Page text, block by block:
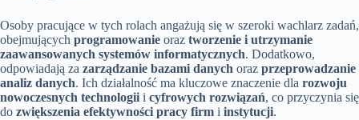
Osoby pracujące w tych rolach angażują się w szeroki wachlarz zadań,
obejmujących programowanie oraz tworzenie i utrzymanie
zaawansowanych systemów informatycznych. Dodatkowo,
odpowiadają za zarządzanie bazami danych oraz przeprowadzanie
analiz danych. Ich działalność ma kluczowe znaczenie dla rozwoju
nowoczesnych technologii i cyfrowych rozwiązań, co przyczynia się
do zwiększenia efektywności pracy firm i instytucji.